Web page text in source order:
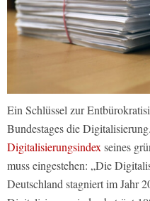
Ein Schlüssel zur
Bundestages die
Digitalisierungsindex seines
muss eingestehen: „Die
Deutschland stagniert im Jahr